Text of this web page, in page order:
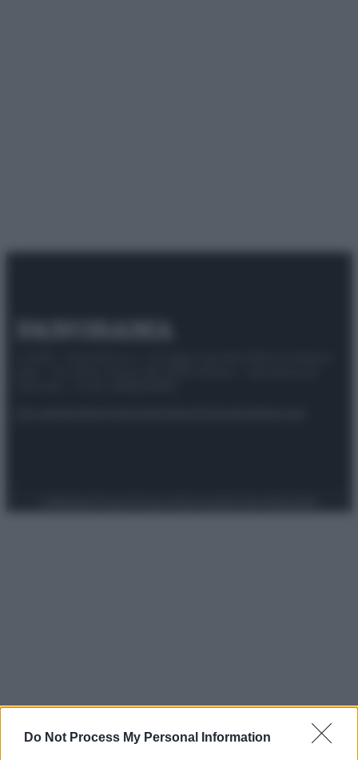
Do Not Process My Personal Information